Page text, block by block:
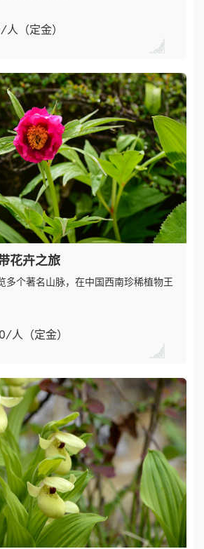
（定金）
花卉之旅
多个著名山脉，在中国西南珍稀植物王
人（定金）